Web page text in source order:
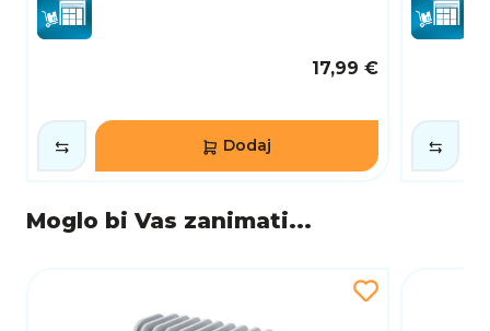
17,99 €
Dodaj
Moglo bi Vas zanimati...